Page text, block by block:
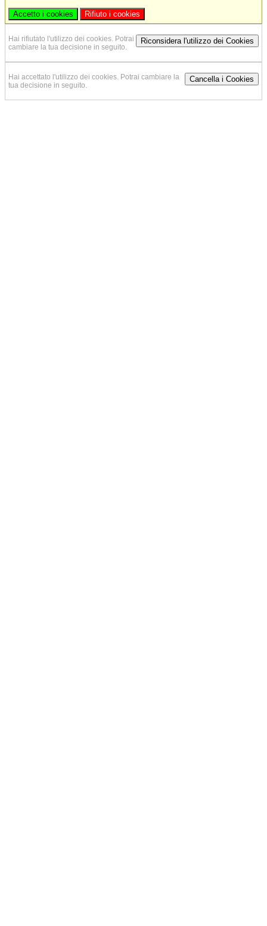
Accetto i cookies Rifiuto i cookies
Riconsidera l'utilizzo dei Cookies
Hai rifiutato l'utilizzo dei cookies. Potrai
cambiare la tua decisione in seguito.
Cancella i Cookies
Hai accettato l'utilizzo dei cookies. Potrai cambiare la
tua decisione in seguito.